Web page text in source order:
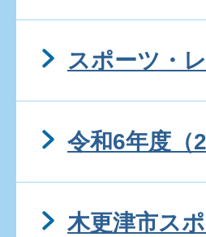
スポーツ・
令和6年度（
木更津市ス